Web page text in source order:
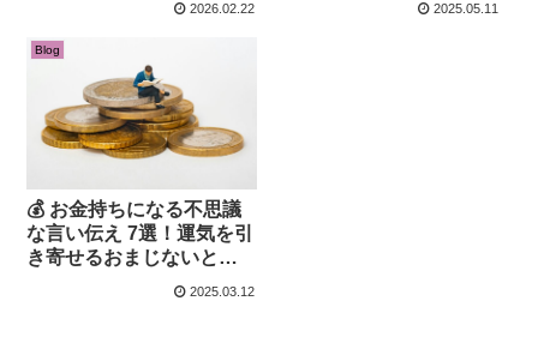
2026.02.22 2025.05.11
Blog
💰 お金持ちになる不思議
な言い伝え 7選！運気を引
き寄せるおまじないと
2025.03.12